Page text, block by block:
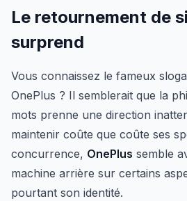
Le retournement de
surprend
Vous connaissez le fameux
OnePlus ? Il semblerait que la
mots prenne une direction
maintenir coûte que coûte ses
concurrence, OnePlus semble
machine arrière sur certains
pourtant son identité.